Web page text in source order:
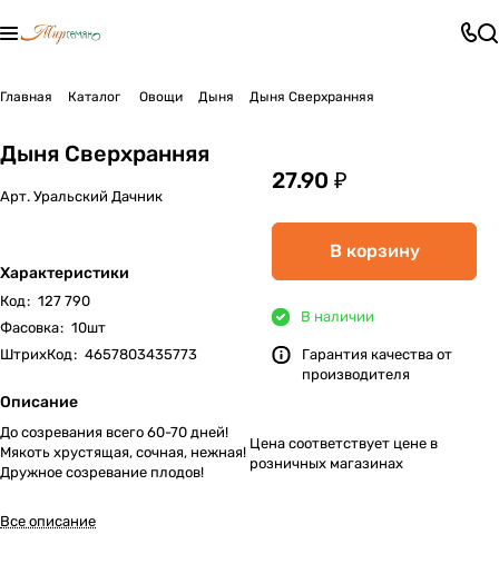
Главная Каталог Овощи Дыня Дыня Сверхранняя
Дыня Сверхранняя
Арт. Уральский Дачник
Характеристики
Код: 127 790
Фасовка: 10шт
ШтрихКод: 4657803435773
Описание
До созревания всего 60-70 дней!
Мякоть хрустящая, сочная, нежная!
Дружное созревание плодов!
Все описание
27.90 ₽
В корзину
В наличии
Гарантия качества от
производителя
Цена соответствует цене в
розничных магазинах